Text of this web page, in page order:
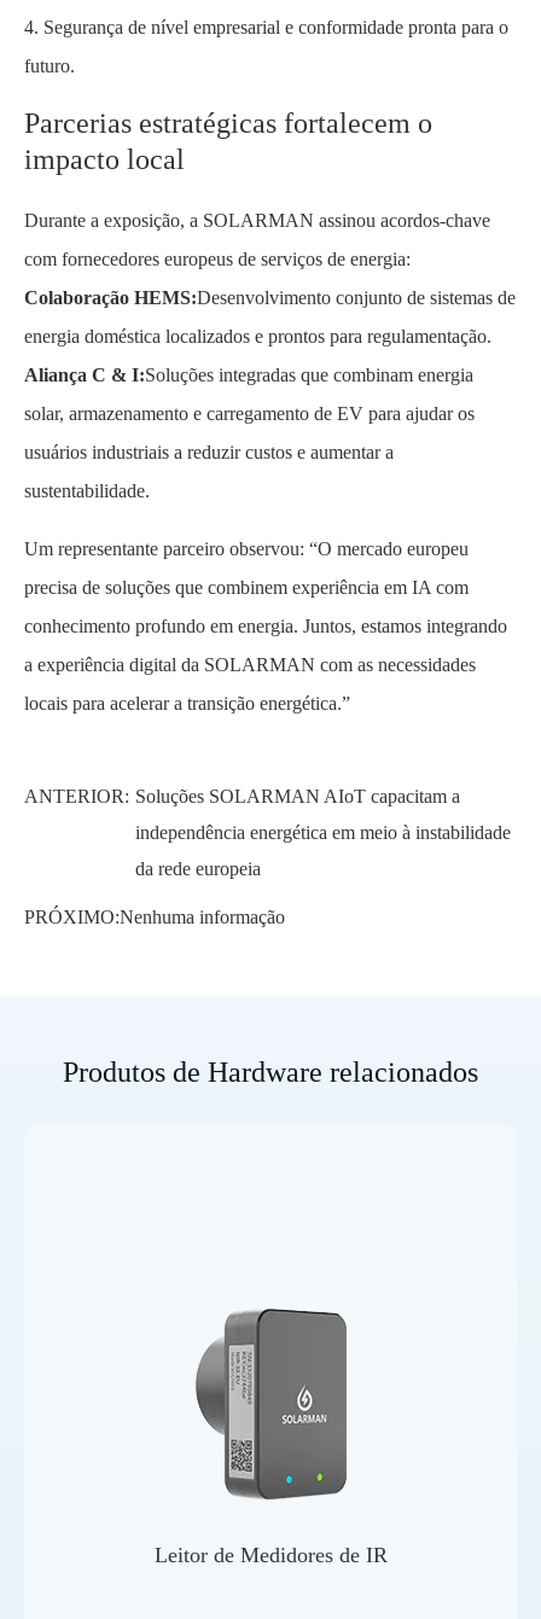
4. Segurança de nível empresarial e conformidade pronta para o
futuro.
Parcerias estratégicas fortalecem o
impacto local
Durante a exposição, a SOLARMAN assinou acordos-chave
com fornecedores europeus de serviços de energia:
Colaboração HEMS:Desenvolvimento conjunto de sistemas de
energia doméstica localizados e prontos para regulamentação.
Aliança C & I:Soluções integradas que combinam energia
solar, armazenamento e carregamento de EV para ajudar os
usuários industriais a reduzir custos e aumentar a
sustentabilidade.
Um representante parceiro observou: “O mercado europeu
precisa de soluções que combinem experiência em IA com
conhecimento profundo em energia. Juntos, estamos integrando
a experiência digital da SOLARMAN com as necessidades
locais para acelerar a transição energética.”
ANTERIOR: Soluções SOLARMAN AIoT capacitam a
independência energética em meio à instabilidade
da rede europeia
PRÓXIMO:Nenhuma informação
Produtos de Hardware relacionados
Leitor de Medidores de IR